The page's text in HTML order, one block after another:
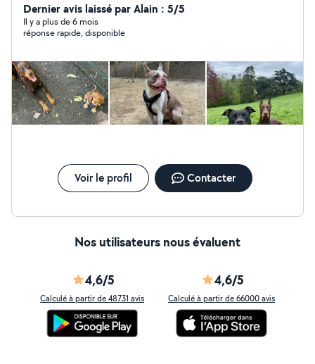
promènent quotidiennement dans le 10e et aux
alentours. Étant véhiculée j'organise également des
balades en forêt.
Dernier avis laissé par Alain : 5/5
Il y a plus de 6 mois
réponse rapide, disponible
Voir le profil Contacter
Nos utilisateurs nous évaluent
4,6/5
Calculé à partir de 48731 avis
4,6/5
Calculé à partir de 66000 avis